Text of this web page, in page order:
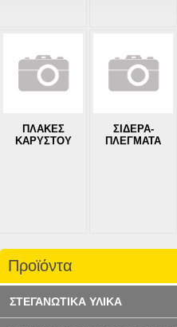
ΠΛΑΚΕΣ
ΚΑΡΥΣΤΟΥ
ΣΙΔΕΡΑ-
ΠΛΕΓΜΑΤΑ
Προϊόντα
ΣΤΕΓΑΝΩΤΙΚΑ ΥΛΙΚΑ